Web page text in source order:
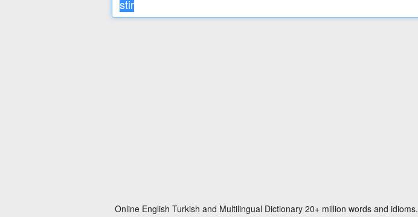
Online English Turkish and Multilingual Dictionary 20+ million words and idioms.